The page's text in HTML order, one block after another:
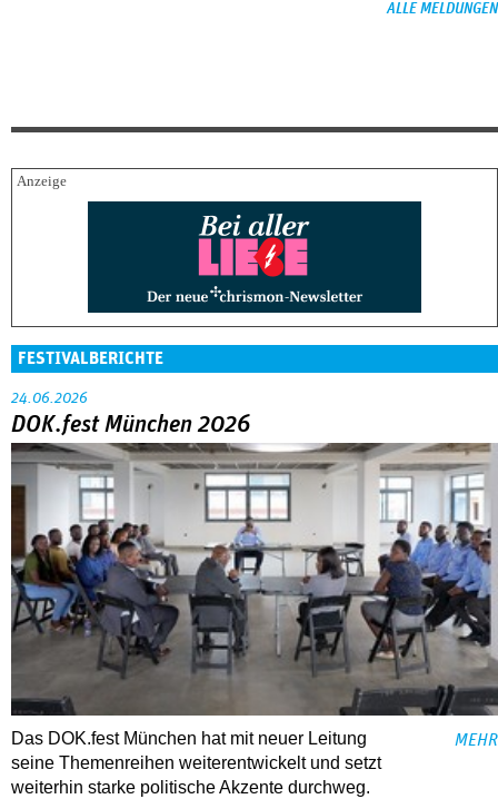
ALLE MELDUNGEN
FESTIVALBERICHTE
24.06.2026
DOK.fest München 2026
Das DOK.fest München hat mit neuer Leitung
seine Themenreihen weiterentwickelt und setzt
weiterhin starke politische Akzente durchweg.
MEHR